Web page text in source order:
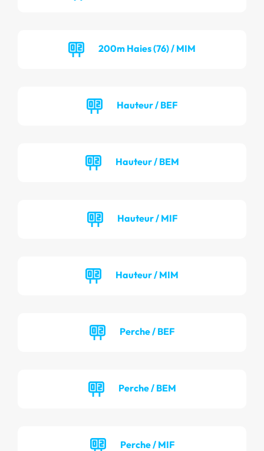
200m Haies (76) / MIM
Hauteur / BEF
Hauteur / BEM
Hauteur / MIF
Hauteur / MIM
Perche / BEF
Perche / BEM
Perche / MIF